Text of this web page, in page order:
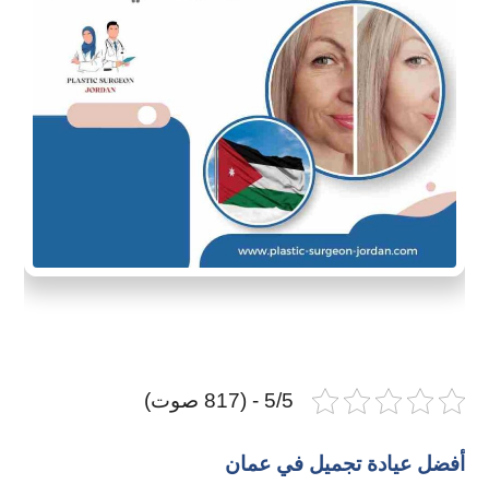
5/5 - (817 صوت)
أفضل عيادة تجميل في عمان